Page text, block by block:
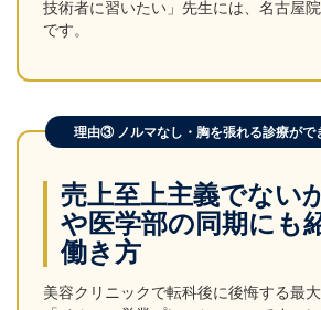
技術者に習いたい」先生には、名古屋
です。
理由③ ノルマなし・胸を張れる診療がで
売上至上主義でない
や医学部の同期にも
働き方
美容クリニックで転科後に後悔する最